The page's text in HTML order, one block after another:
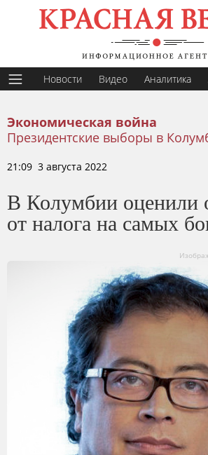
Новости Видео Аналитика
Экономическая война
Президентские выборы в
21:09 3 августа 2022
В Колумбии оценили
от налога на самых